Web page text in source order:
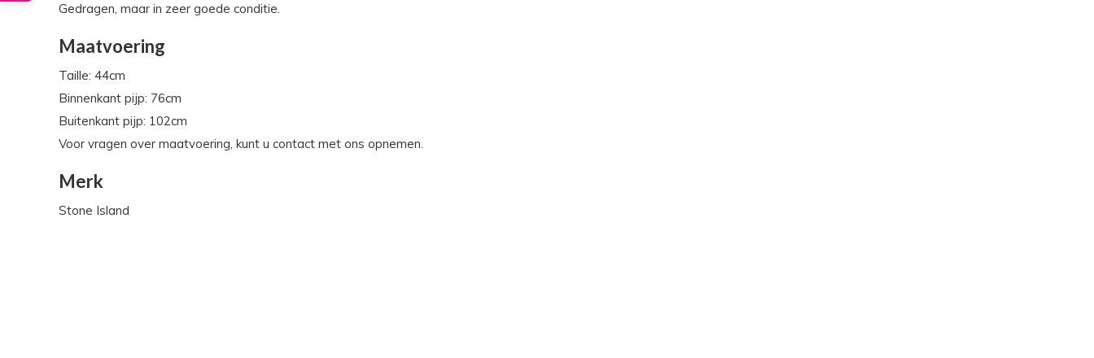
Gedragen, maar in zeer goede conditie.
Maatvoering
Taille: 44cm
Binnenkant pijp: 76cm
Buitenkant pijp: 102cm
Voor vragen over maatvoering, kunt u contact met ons opnemen.
Merk
Stone Island